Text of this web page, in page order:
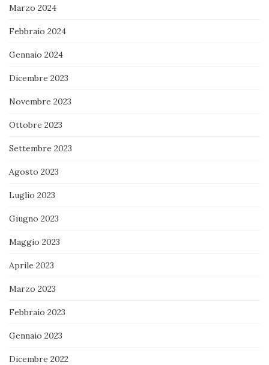
Marzo 2024
Febbraio 2024
Gennaio 2024
Dicembre 2023
Novembre 2023
Ottobre 2023
Settembre 2023
Agosto 2023
Luglio 2023
Giugno 2023
Maggio 2023
Aprile 2023
Marzo 2023
Febbraio 2023
Gennaio 2023
Dicembre 2022